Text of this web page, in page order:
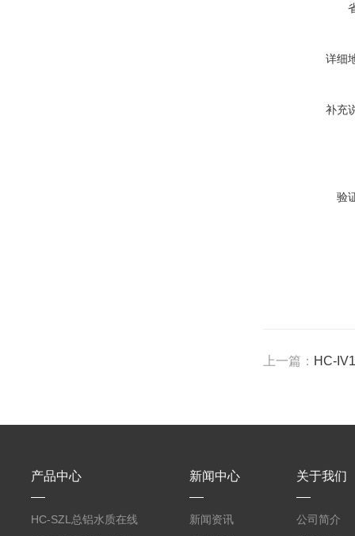
详细
补充
验
上一篇： HC-
产品中心
HC-SZL总铝水质在线
新闻中心
新闻资讯
关于我们
公司简介